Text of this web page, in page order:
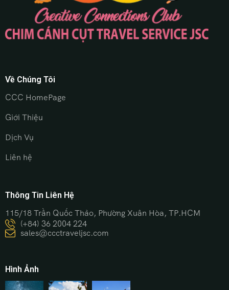
Về Chúng Tôi
CCC HomePage
Giới Thiệu
Dịch Vụ
Liên hệ
Thông Tin Liên Hệ
115/18 Trần Quốc Thảo, Phường Xuân Hòa, TP.HCM
(+84) 36 2004 224
sales@ccctraveljsc.com
Hình Ảnh